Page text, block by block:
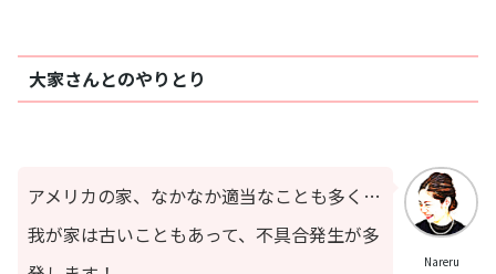
大家さんとのやりとり
Nareru
アメリカの家、なかなか適当なことも多く…
我が家は古いこともあって、不具合発生が多